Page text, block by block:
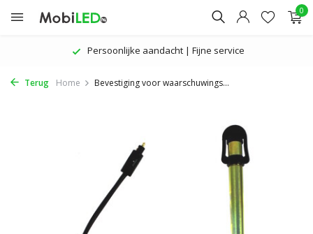
0
Persoonlijke aandacht | Fijne service
Terug Home Bevestiging voor waarschuwings...